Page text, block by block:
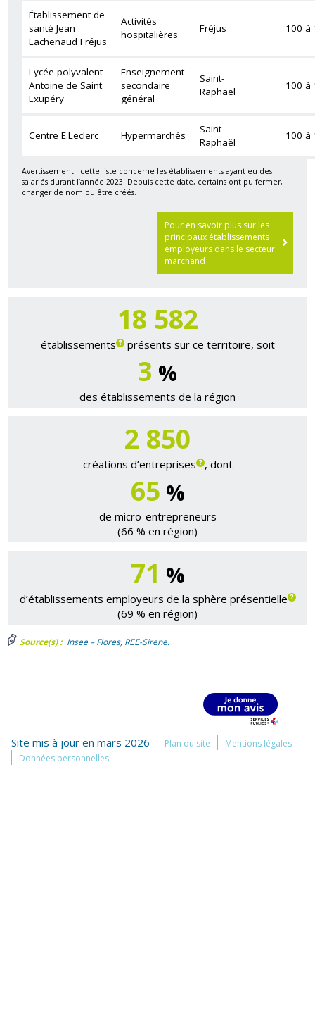
Établissement de
santé Jean
Lachenaud Fréjus
Activités
hospitalières
Fréjus 100 à
Lycée polyvalent
Antoine de Saint
Exupéry
Enseignement
secondaire
général
Saint-
Raphaël
100 à
Centre E.Leclerc Hypermarchés
Saint-
Raphaël
100 à
Avertissement : cette liste concerne les établissements ayant eu des
salariés durant l’année 2023. Depuis cette date, certains ont pu fermer,
changer de nom ou être créés.
Pour en savoir plus sur les
principaux établissements
employeurs dans le secteur
marchand
18 695
établissements présents sur ce territoire, soit
3 %
des établissements de la région
2 850
créations d’entreprises , dont
65 %
de micro-entrepreneurs
(66 % en région)
71 %
d’établissements employeurs de la sphère présentielle
(69 % en région)
Source(s) : Insee – Flores, REE-Sirene.
Site mis à jour en mars 2026 Plan du site
Mentions légales
Données personnelles